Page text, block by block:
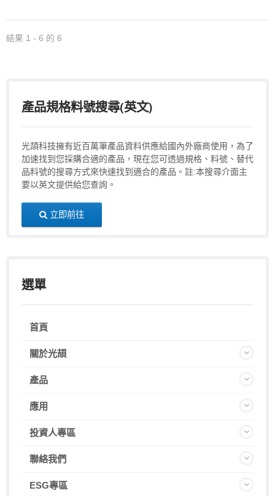
結果 1 - 6 的 6
產品規格料號搜尋(英文)
光頡科技擁有近百萬筆產品資料供應給國內外廠商使用，為了
加速找到您採購合適的產品，現在您可透過規格、料號、替代
品料號的搜尋方式來快速找到適合的產品。註:本搜尋介面主
要以英文提供給您查詢。
立即前往
選單
首頁
關於光頡
產品
應用
投資人專區
聯絡我們
ESG專區